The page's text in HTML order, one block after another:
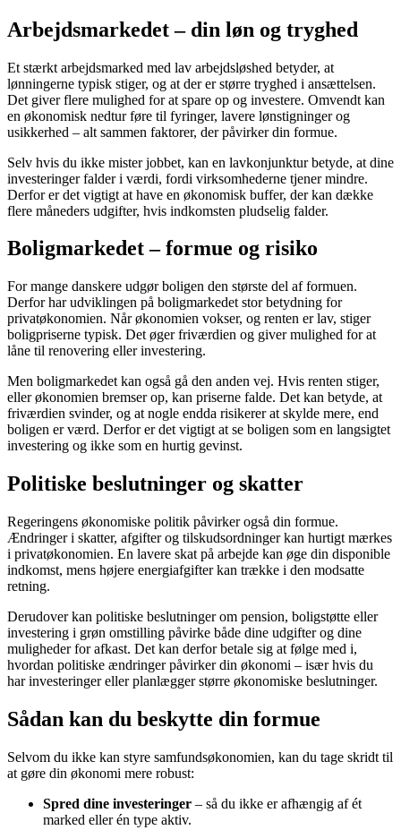
Arbejdsmarkedet – din løn og tryghed
Et stærkt arbejdsmarked med lav arbejdsløshed betyder, at
lønningerne typisk stiger, og at der er større tryghed i ansættelsen.
Det giver flere mulighed for at spare op og investere. Omvendt kan
en økonomisk nedtur føre til fyringer, lavere lønstigninger og
usikkerhed – alt sammen faktorer, der påvirker din formue.
Selv hvis du ikke mister jobbet, kan en lavkonjunktur betyde, at dine
investeringer falder i værdi, fordi virksomhederne tjener mindre.
Derfor er det vigtigt at have en økonomisk buffer, der kan dække
flere måneders udgifter, hvis indkomsten pludselig falder.
Boligmarkedet – formue og risiko
For mange danskere udgør boligen den største del af formuen.
Derfor har udviklingen på boligmarkedet stor betydning for
privatøkonomien. Når økonomien vokser, og renten er lav, stiger
boligpriserne typisk. Det øger friværdien og giver mulighed for at
låne til renovering eller investering.
Men boligmarkedet kan også gå den anden vej. Hvis renten stiger,
eller økonomien bremser op, kan priserne falde. Det kan betyde, at
friværdien svinder, og at nogle endda risikerer at skylde mere, end
boligen er værd. Derfor er det vigtigt at se boligen som en langsigtet
investering og ikke som en hurtig gevinst.
Politiske beslutninger og skatter
Regeringens økonomiske politik påvirker også din formue.
Ændringer i skatter, afgifter og tilskudsordninger kan hurtigt mærkes
i privatøkonomien. En lavere skat på arbejde kan øge din disponible
indkomst, mens højere energiafgifter kan trække i den modsatte
retning.
Derudover kan politiske beslutninger om pension, boligstøtte eller
investering i grøn omstilling påvirke både dine udgifter og dine
muligheder for afkast. Det kan derfor betale sig at følge med i,
hvordan politiske ændringer påvirker din økonomi – især hvis du
har investeringer eller planlægger større økonomiske beslutninger.
Sådan kan du beskytte din formue
Selvom du ikke kan styre samfundsøkonomien, kan du tage skridt til
at gøre din økonomi mere robust:
Spred dine investeringer – så du ikke er afhængig af ét
marked eller én type aktiv.